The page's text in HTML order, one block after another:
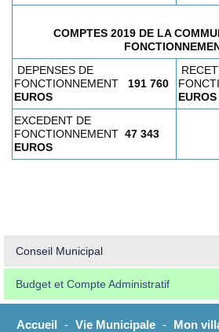
COMPTES 2019 DE LA
DEPENSES DE
FONCTIONNEMENT 191 760
EUROS
EUROS
EXCEDENT DE
FONCTIONNEMENT 47 343
EUROS
Conseil Municipal
Budget et Compte Administratif
Accueil - Vie Municipale - Mon